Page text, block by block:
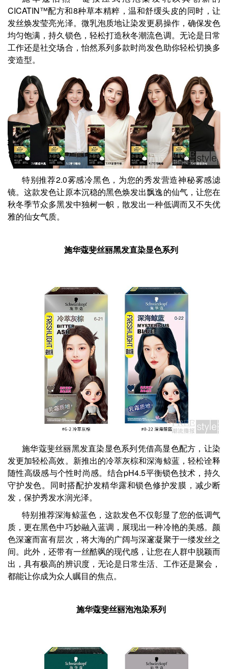
CICATIN™配方和8种草本精粹，温和舒缓头皮的同时，让
发丝焕发莹亮光泽。微乳泡质地让染发更易操作，确保发色
均匀饱满，持久锁色，轻松打造秋冬潮流色调。无论是日常
工作还是社交场合，怡然系列多款时尚发色助你轻松切换多
变造型。
特别推荐2.0雾感冷黑色，为您的秀发营造神秘雾感滤
镜。这款发色让原本沉稳的黑色焕发出飘逸的仙气，让您在
秋冬季节众多黑发中独树一帜，散发出一种低调而又不失优
雅的仙女气质。
施华蔻斐丝丽黑发直染显色系列
施华蔻斐丝丽黑发直染显色系列凭借高显色配方，让染
发更加轻松高效。新推出的冷萃灰棕和深海鲸蓝，轻松诠释
随性高级感与个性时尚感。结合pH4.5平衡锁色技术，持久
守护发色。同时搭配护发精华露和锁色修护发膜，减少断
发，保护秀发水润光泽。
特别推荐深海鲸蓝色，这款发色不仅彰显了您的低调气
质，更在黑色中巧妙融入蓝调，展现出一种冷艳的美感。颜
色深邃而富有层次，将大海的广阔与深邃凝聚于一缕发丝之
间。此外，还带有一丝酷飒的现代感，让您在人群中脱颖而
出，具有极高的辨识度，无论是日常生活、工作还是聚会，
都能让你成为众人瞩目的焦点。
施华蔻斐丝丽泡泡染系列